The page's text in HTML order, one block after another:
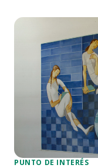
PUNTO DE INTERÉS